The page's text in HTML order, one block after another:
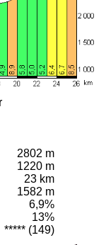
2802 m
1220 m
23 km
1582 m
6,9%
13%
***** (149)